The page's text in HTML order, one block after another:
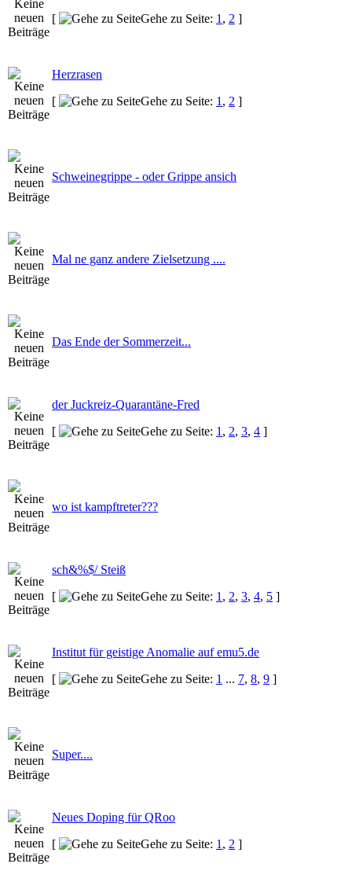
[
Gehe zu Seite: 1 , 2 ]
Herzrasen
[
Gehe zu Seite: 1 , 2 ]
Schweinegrippe - oder Grippe ansich
Mal ne ganz andere Zielsetzung ....
Das Ende der Sommerzeit...
der Juckreiz-Quarantäne-Fred
[
Gehe zu Seite: 1 , 2, 3, 4 ]
wo ist kampftreter???
sch&%$/ Steiß
[
Gehe zu Seite: 1 , 2, 3, 4, 5 ]
Institut für geistige Anomalie auf emu5.de
[
Gehe zu Seite: 1 ... 7, 8, 9 ]
Super....
Neues Doping für QRoo
[
Gehe zu Seite: 1 , 2 ]